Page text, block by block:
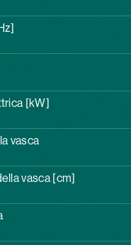
[kW]
vasca
vasca [cm]